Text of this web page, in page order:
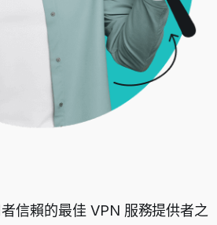
信賴的最佳 VPN 服務提供者之